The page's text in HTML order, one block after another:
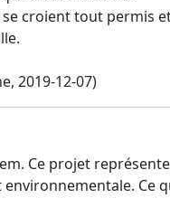
croient tout permis
2019-12-07)
Ce projet
Ce